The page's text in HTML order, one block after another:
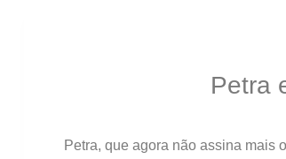
Petra
Petra, que agora não assina mais